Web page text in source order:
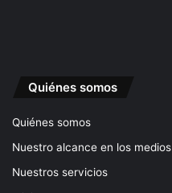
Quiénes somos
Quiénes somos
Nuestro alcance en los medios
Nuestros servicios